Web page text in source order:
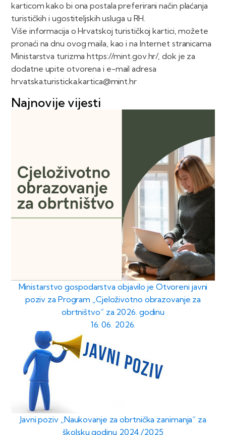
karticom kako bi ona postala preferirani način plaćanja
turističkih i ugostiteljskih usluga u RH.
Više informacija o Hrvatskoj turističkoj kartici, možete
pronaći na dnu ovog maila, kao i na Internet stranicama
Ministarstva turizma https://mint.gov.hr/, dok je za
dodatne upite otvorena i e-mail adresa
hrvatska.turisticka.kartica@mint.hr
Najnovije vijesti
Ministarstvo gospodarstva objavilo je Otvoreni javni
poziv za Program „Cjeloživotno obrazovanje za
obrtništvo“ za 2026. godinu
16. 06. 2026.
Javni poziv „Naukovanje za obrtnička zanimanja“ za
školsku godinu 2024./2025